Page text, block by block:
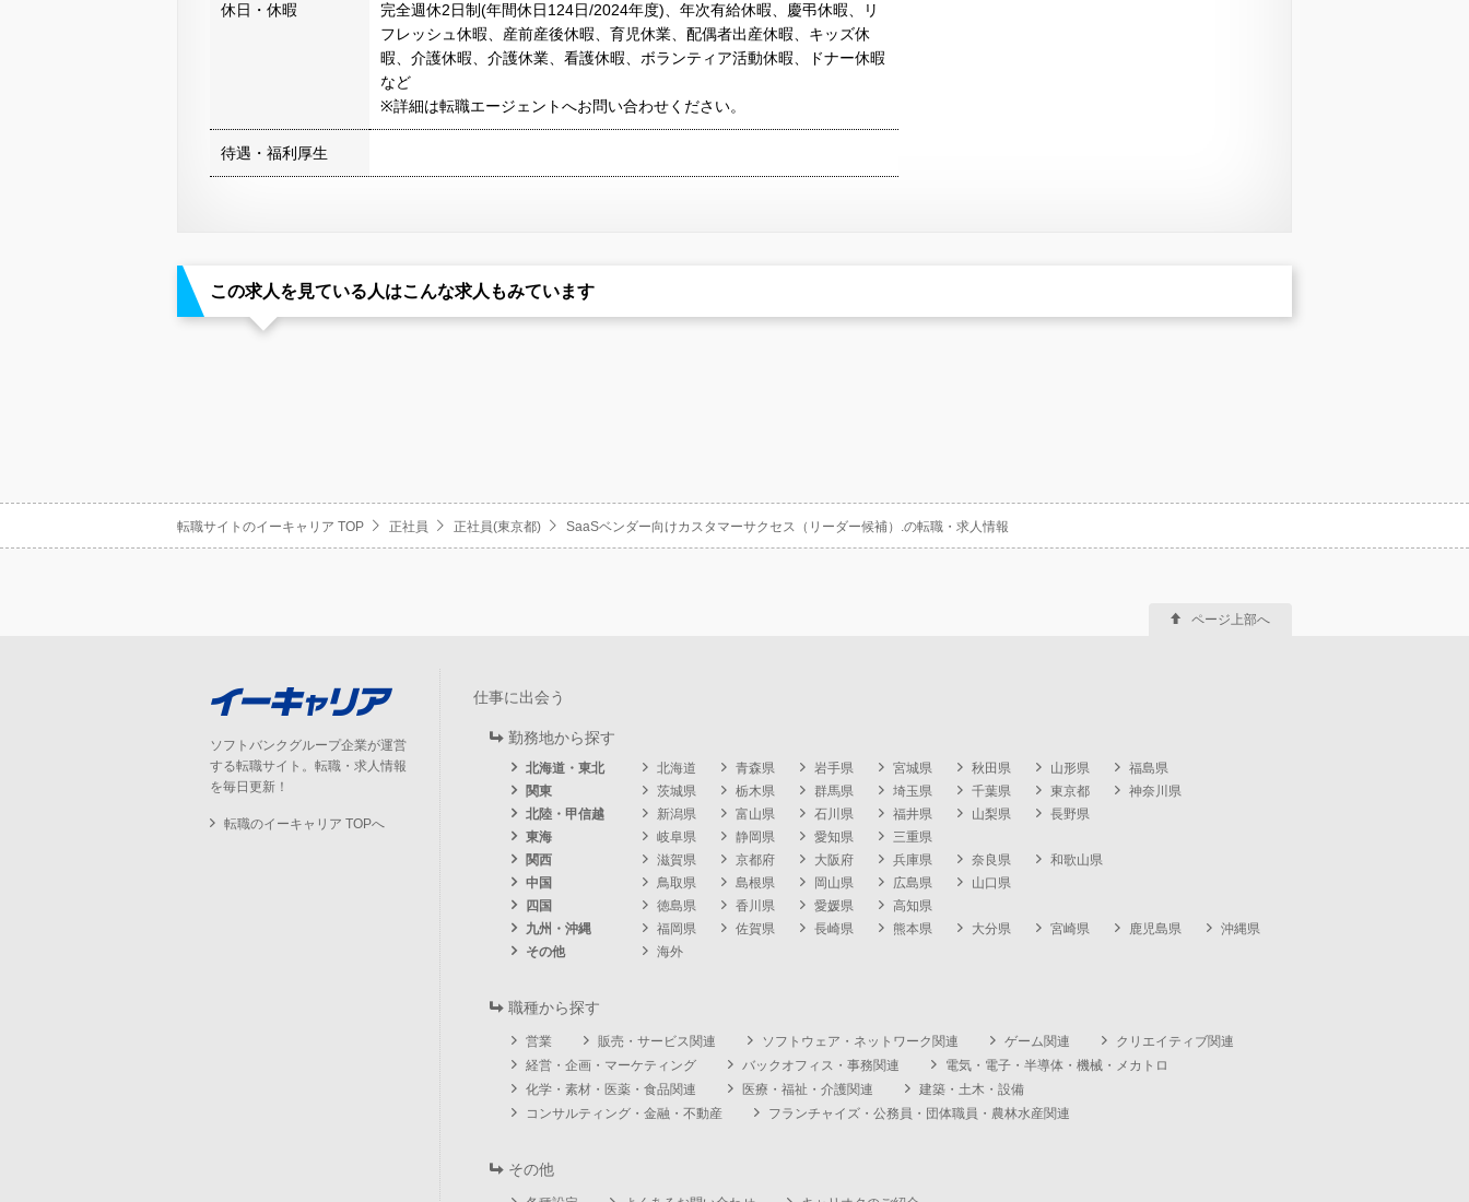
休日・休暇
完全週休2日制(年間休日124日/2024年度)、年次有給休暇、慶弔休暇、リ
フレッシュ休暇、産前産後休暇、育児休業、配偶者出産休暇、キッズ休
暇、介護休暇、介護休業、看護休暇、ボランティア活動休暇、ドナー休暇
など
※詳細は転職エージェントへお問い合わせください。
待遇・福利厚生
この求人を見ている人はこんな求人もみています
転職サイトのイーキャリア TOP 正社員 正社員(東京都) SaaSベンダー向けカスタマーサクセス（リーダー候補）.の転職・求人情報
ソフトバンクグループ企業が運営
する転職サイト。転職・求人情報
を毎日更新！
転職のイーキャリア TOPへ
仕事に出会う
勤務地から探す
北海道・東北 北海道 青森県 岩手県 宮城県 秋田県 山形県
福島県
関東
茨城県 栃木県 群馬県 埼玉県 千葉県 東京都
神奈川県
北陸・甲信越
新潟県 富山県 石川県 福井県 山梨県
長野県
東海
岐阜県 静岡県 愛知県
三重県
関西
滋賀県 京都府 大阪府 兵庫県 奈良県
和歌山県
中国
鳥取県 島根県 岡山県 広島県
山口県
四国
徳島県 香川県 愛媛県
高知県
九州・沖縄
福岡県 佐賀県 長崎県 熊本県 大分県 宮崎県 鹿児島県
沖縄県
その他
海外
職種から探す
営業 販売・サービス関連 ソフトウェア・ネットワーク関連 ゲーム関連
クリエイティブ関連
経営・企画・マーケティング
バックオフィス・事務関連
電気・電子・半導体・機械・メカトロ
化学・素材・医薬・食品関連
医療・福祉・介護関連
建築・土木・設備
コンサルティング・金融・不動産
フランチャイズ・公務員・団体職員・農林水産関連
その他
ページ上部へ